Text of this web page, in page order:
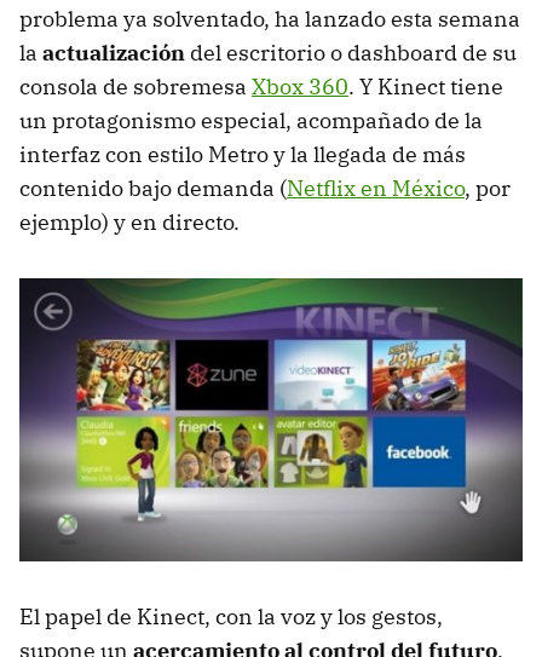
problema ya solventado, ha lanzado esta semana
la actualización del escritorio o dashboard de su
consola de sobremesa Xbox 360. Y Kinect tiene
un protagonismo especial, acompañado de la
interfaz con estilo Metro y la llegada de más
contenido bajo demanda (Netflix en México, por
ejemplo) y en directo.
El papel de Kinect, con la voz y los gestos,
supone un acercamiento al control del futuro.